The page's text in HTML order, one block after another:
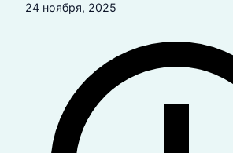
24 ноября, 2025